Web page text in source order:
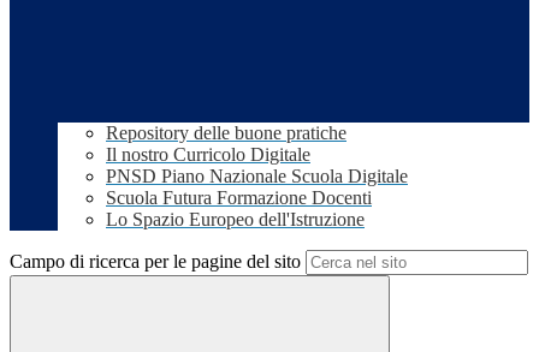
Repository delle buone pratiche
Il nostro Curricolo Digitale
PNSD Piano Nazionale Scuola Digitale
Scuola Futura Formazione Docenti
Lo Spazio Europeo dell'Istruzione
Campo di ricerca per le pagine del sito